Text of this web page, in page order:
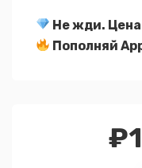
Не жди.
Пополняй
₽